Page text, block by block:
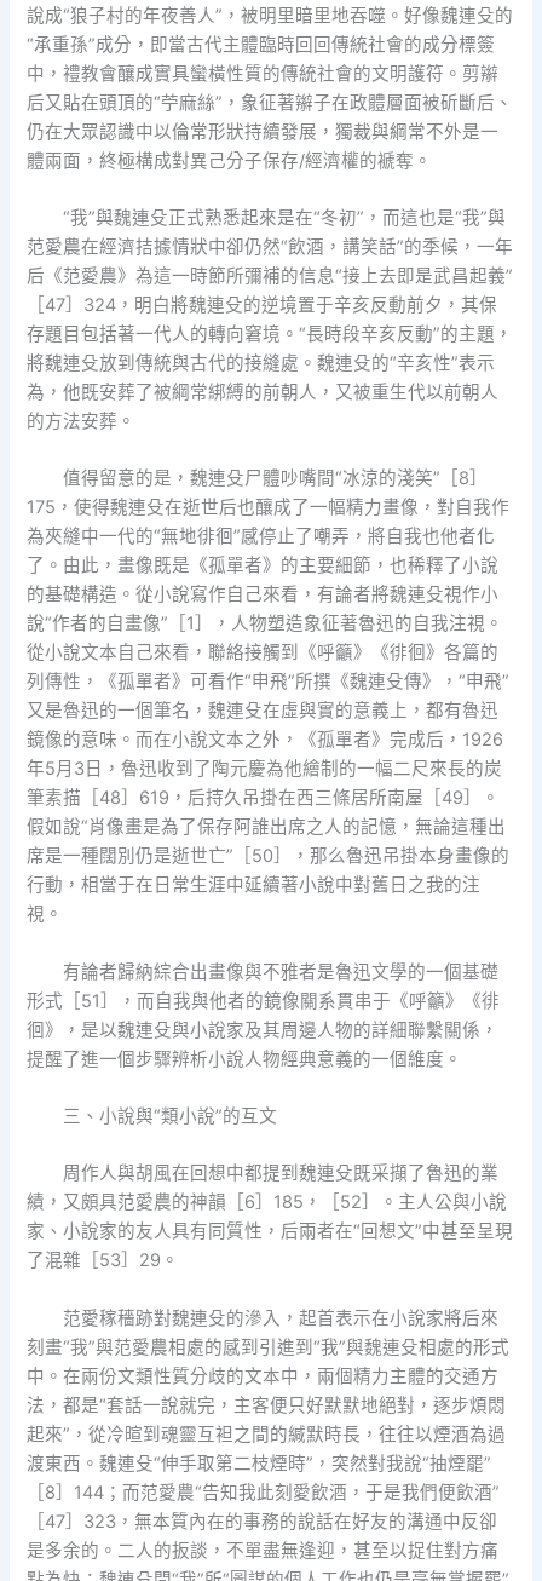
說成“狼子村的年夜善人”，被明里暗里地吞噬。好像魏連殳的
“承重孫”成分，即當古代主體臨時回回傳統社會的成分標簽
中，禮教會釀成實具蠻橫性質的傳統社會的文明護符。剪辮
后又貼在頭頂的“苧麻絲”，象征著辮子在政體層面被斫斷后、
仍在大眾認識中以倫常形狀持續發展，獨裁與綱常不外是一
體兩面，終極構成對異己分子保存/經濟權的褫奪。
“我”與魏連殳正式熟悉起來是在“冬初”，而這也是“我”與
范愛農在經濟拮據情狀中卻仍然“飲酒，講笑話”的季候，一年
后《范愛農》為這一時節所彌補的信息“接上去即是武昌起義”
［47］324，明白將魏連殳的逆境置于辛亥反動前夕，其保
存題目包括著一代人的轉向窘境。“長時段辛亥反動”的主題，
將魏連殳放到傳統與古代的接縫處。魏連殳的“辛亥性”表示
為，他既安葬了被綱常綁縛的前朝人，又被重生代以前朝人
的方法安葬。
值得留意的是，魏連殳尸體吵嘴間“冰涼的淺笑”［8］
175，使得魏連殳在逝世后也釀成了一幅精力畫像，對自我作
為夾縫中一代的“無地徘徊”感停止了嘲弄，將自我也他者化
了。由此，畫像既是《孤單者》的主要細節，也稀釋了小說
的基礎構造。從小說寫作自己來看，有論者將魏連殳視作小
說“作者的自畫像”［1］，人物塑造象征著魯迅的自我注視。
從小說文本自己來看，聯絡接觸到《呼籲》《徘徊》各篇的
列傳性，《孤單者》可看作“申飛”所撰《魏連殳傳》，“申飛”
又是魯迅的一個筆名，魏連殳在虛與實的意義上，都有魯迅
鏡像的意味。而在小說文本之外，《孤單者》完成后，1926
年5月3日，魯迅收到了陶元慶為他繪制的一幅二尺來長的炭
筆素描［48］619，后持久吊掛在西三條居所南屋［49］。
假如說“肖像畫是為了保存阿誰出席之人的記憶，無論這種出
席是一種闊別仍是逝世亡”［50］，那么魯迅吊掛本身畫像的
行動，相當于在日常生涯中延續著小說中對舊日之我的注
視。
有論者歸納綜合出畫像與不雅者是魯迅文學的一個基礎
形式［51］，而自我與他者的鏡像關系貫串于《呼籲》《徘
徊》，是以魏連殳與小說家及其周邊人物的詳細聯繫關係，
提醒了進一個步驟辨析小說人物經典意義的一個維度。
三、小說與“類小說”的互文
周作人與胡風在回想中都提到魏連殳既采擷了魯迅的業
績，又頗具范愛農的神韻［6］185，［52］。主人公與小說
家、小說家的友人具有同質性，后兩者在“回想文”中甚至呈現
了混雜［53］29。
范愛稼穡跡對魏連殳的滲入，起首表示在小說家將后來
刻畫“我”與范愛農相處的感到引進到“我”與魏連殳相處的形式
中。在兩份文類性質分歧的文本中，兩個精力主體的交通方
法，都是“套話一說就完，主客便只好默默地絕對，逐步煩悶
起來”，從冷暄到魂靈互袒之間的緘默時長，往往以煙酒為過
渡東西。魏連殳“伸手取第二枝煙時”，突然對我說“抽煙罷”
［8］144；而范愛農“告知我此刻愛飲酒，于是我們便飲酒”
［47］323，無本質內在的事務的說話在好友的溝通中反卻
是多余的。二人的扳談，不單盡無逢迎，甚至以捉住對方痛